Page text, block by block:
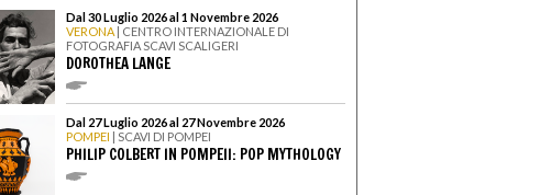
Dal 30 Luglio 2026 al 1 Novembre 2026
VERONA | CENTRO INTERNAZIONALE DI
FOTOGRAFIA SCAVI SCALIGERI
DOROTHEA LANGE
Dal 27 Luglio 2026 al 27 Novembre 2026
POMPEI | SCAVI DI POMPEI
PHILIP COLBERT IN POMPEII: POP MYTHOLOGY